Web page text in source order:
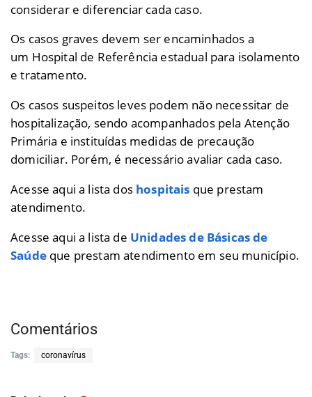
considerar e diferenciar cada caso.
Os casos graves devem ser encaminhados a
um Hospital de Referência estadual para isolamento
e tratamento.
Os casos suspeitos leves podem não necessitar de
hospitalização, sendo acompanhados pela Atenção
Primária e instituídas medidas de precaução
domiciliar. Porém, é necessário avaliar cada caso.
Acesse aqui a lista dos hospitais que prestam
atendimento.
Acesse aqui a lista de Unidades de Básicas de
Saúdeque prestam atendimento em seu município.
Comentários
Tags: coronavírus